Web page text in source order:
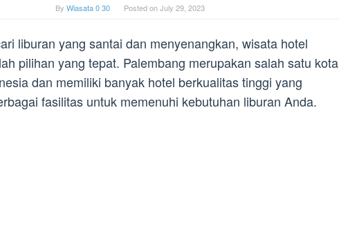
By Wiasata 0 30 Posted onJuly 29, 2023
liburan yang santai dan menyenangkan, wisata hotel
pilihan yang tepat. Palembang merupakan salah satu kota
dan memiliki banyak hotel berkualitas tinggi yang
fasilitas untuk memenuhi kebutuhan liburan Anda.